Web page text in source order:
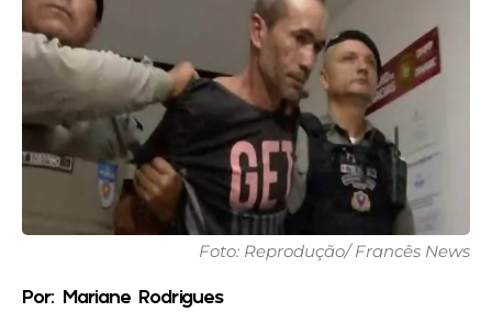
Foto: Reprodução/ Francês News
Por: Mariane Rodrigues